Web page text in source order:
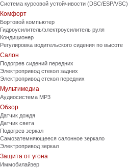
Система курсовой устойчивости (DSC/ESP/VSC)
Комфорт
Бортовой компьютер
Гидроусилитель/электроусилитель руля
Кондиционер
Регулировка водительского сидения по высоте
Салон
Подогрев сидений передних
Электропривод стекол задних
Электропривод стекол передних
Мультимедиа
Аудиосистема MP3
Обзор
Датчик дождя
Датчик света
Подогрев зеркал
Самозатемняющееся салонное зеркало
Электропривод зеркал
Защита от угона
Иммобилайзер